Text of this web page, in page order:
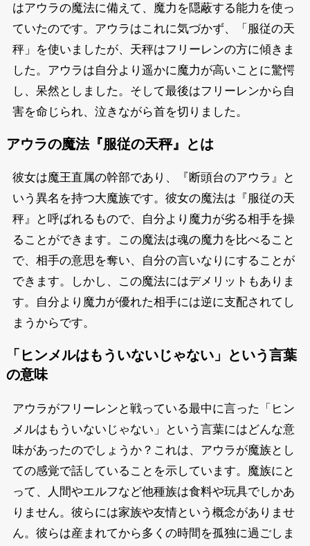
はアウラの魔法に備えて、魔力を隠蔽する能力を使っ
ていたのです。アウラはこれに気づかず、「服従の天
秤」を使いましたが、天秤はフリーレンの方に傾きま
した。アウラは自分より遥かに魔力が高いことに驚愕
し、呆然としました。そして最後はフリーレンから自
害を命じられ、泣きながら首を切りました。
アウラの魔法『服従の天秤』とは
彼女は魔王直属の幹部であり、『断頭台のアウラ』と
いう異名を持つ大魔族です。彼女の魔法は『服従の天
秤』と呼ばれるもので、自分より魔力が劣る相手を操
ることができます。この魔法は魂の魔力を比べること
で、相手の意思を奪い、自分の言いなりにすることが
できます。しかし、この魔法にはデメリットもありま
す。自分より魔力が優れた相手には逆に支配されてし
まうからです。
「ヒンメルはもういないじゃない」という言葉
の意味
アウラがフリーレンと戦っている最中に言った「ヒン
メルはもういないじゃない」という言葉にはどんな意
味があったのでしょうか？これは、アウラが魔族とし
ての感覚で話していることを示しています。魔族にと
って、人間やエルフなど他種族は食料や玩具でしかあ
りません。彼らには家族や友情という概念がありませ
ん。彼らは産まれてから多くの時間を孤独に過ごしま